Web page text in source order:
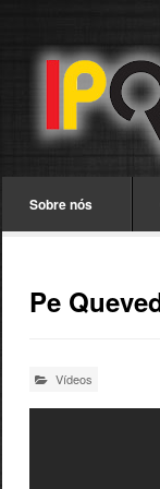
Sobre nós
Pe
Vídeos